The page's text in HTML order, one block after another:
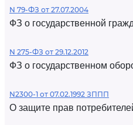
N 79-ФЗ от 27.07.2004
ФЗ о государственной
N 275-ФЗ от 29.12.2012
ФЗ о государственном
N2300-1 от 07.02.1992 ЗППП
О защите прав